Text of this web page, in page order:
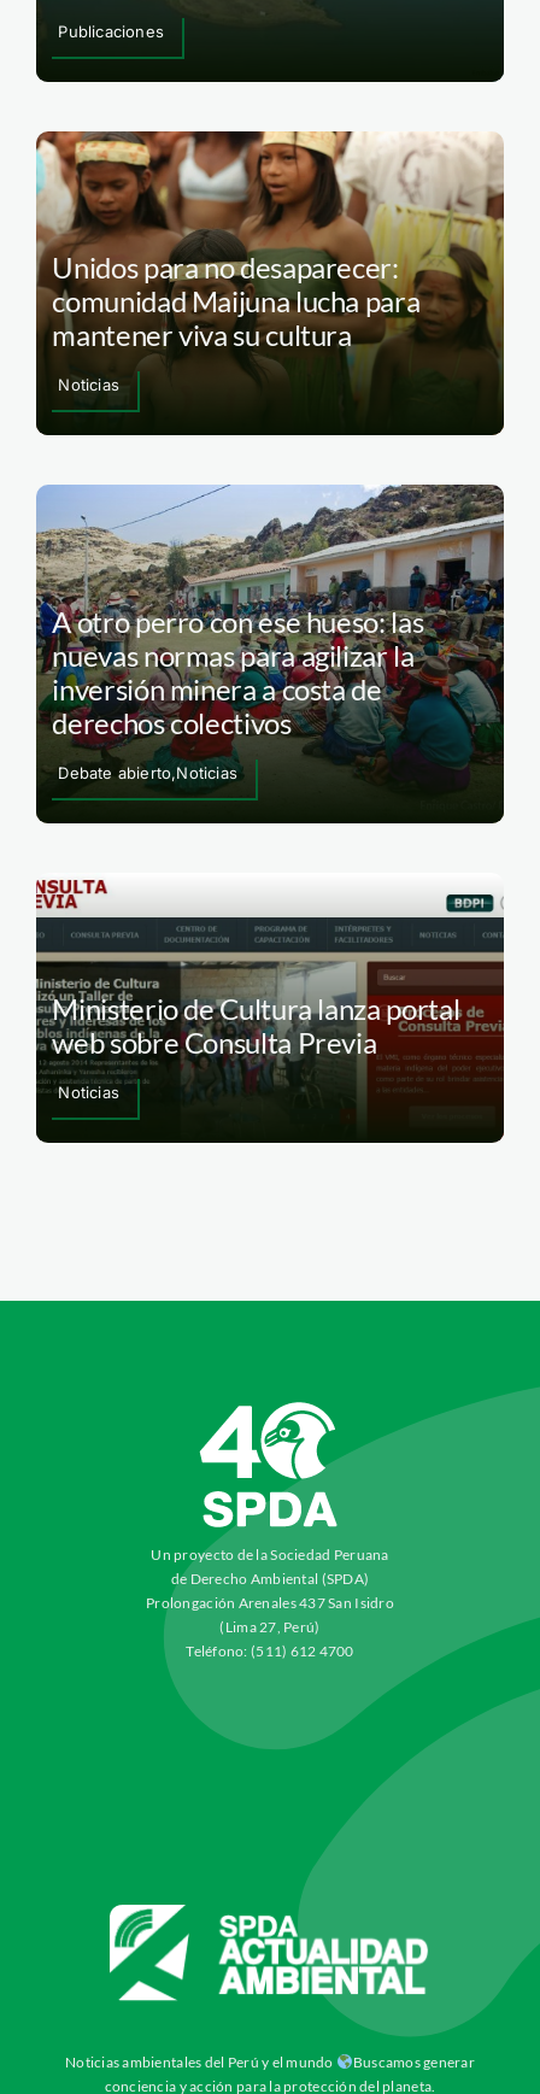
Publicaciones
Unidos para no desaparecer:
comunidad Maijuna lucha para
mantener viva su cultura
Noticias
A otro perro con ese hueso: las
nuevas normas para agilizar la
inversión minera a costa de
derechos colectivos
Debate abierto,Noticias
Ministerio de Cultura lanza portal
web sobre Consulta Previa
Noticias
Un proyecto de la Sociedad Peruana
de Derecho Ambiental (SPDA)
Prolongación Arenales 437 San Isidro
(Lima 27, Perú)
Teléfono: (511) 612 4700
Noticias ambientales del Perú y el mundo
Buscamos generar
conciencia y acción para la protección del planeta.